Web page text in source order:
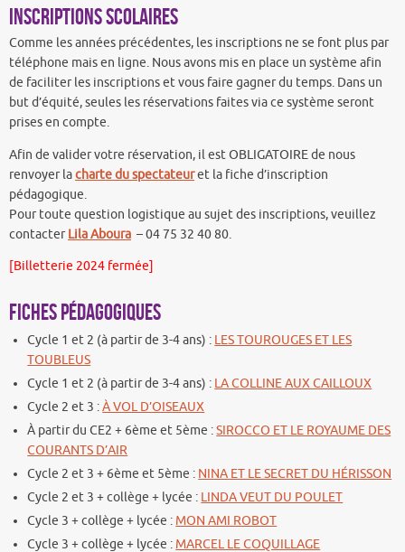
Inscriptions scolaires
Comme les années précédentes, les inscriptions ne se font plus par
téléphone mais en ligne. Nous avons mis en place un système afin
de faciliter les inscriptions et vous faire gagner du temps. Dans un
but d’équité, seules les réservations faites via ce système seront
prises en compte.
Afin de valider votre réservation, il est OBLIGATOIRE de nous
renvoyer lacharte du spectateuret la fiche d’inscription
pédagogique.
Pour toute question logistique au sujet des inscriptions, veuillez
contacterLila Aboura – 04 75 32 40 80.
[Billetterie 2024 fermée]
Fiches pédagogiques
Cycle 1 et 2 (à partir de 3-4 ans) : LES TOUROUGES ET LES
TOUBLEUS
Cycle 1 et 2 (à partir de 3-4 ans) : LA COLLINE AUX CAILLOUX
Cycle 2 et 3 :À VOL D’OISEAUX
À partir du CE2 + 6ème et 5ème :SIROCCO ET LE ROYAUME DES
COURANTS D’AIR
Cycle 2 et 3 + 6ème et 5ème : NINA ET LE SECRET DU HÉRISSON
Cycle 2 et 3 + collège + lycée : LINDA VEUT DU POULET
Cycle 3 + collège + lycée : MON AMI ROBOT
Cycle 3 + collège + lycée : MARCEL LE COQUILLAGE